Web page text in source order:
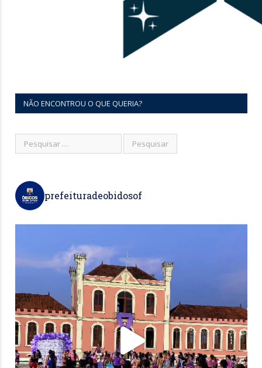
NÃO ENCONTROU O QUE QUERIA?
prefeituradeobidosof